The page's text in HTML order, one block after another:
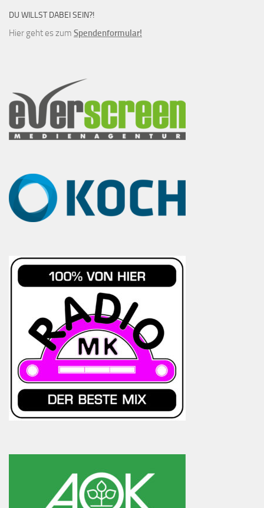
DU WILLST DABEI SEIN?!
Hier geht es zum Spendenformular!